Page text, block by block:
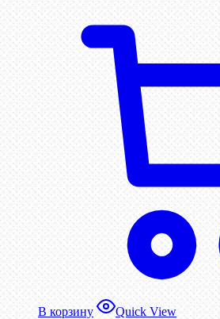
В корзину Quick View